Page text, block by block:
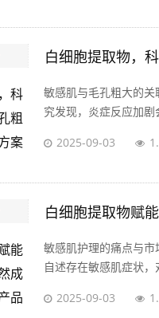
白细胞提取物，
敏感肌与毛孔粗大的
究发现，炎症反应加剧
2025-09-03
白细胞提取物赋
敏感肌护理的痛点与
自述存在敏感肌症状，
2025-09-03